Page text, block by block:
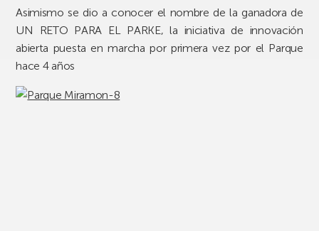
Asimismo se dio a conocer el nombre de la ganadora de
UN RETO PARA EL PARKE, la iniciativa de innovación
abierta puesta en marcha por primera vez por el Parque
hace 4 años